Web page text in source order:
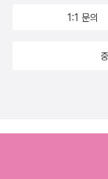
코스 란드만나라우가
드 여행자들이라면 도
1:1 문의